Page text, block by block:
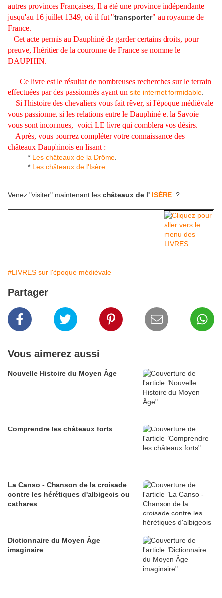
autres provinces Françaises, Il a été une province indépendante
jusqu'au 16 juillet 1349, où il fut "transporter" au royaume de
France.
Cet acte permis au Dauphiné de garder certains droits, pour
preuve, l'héritier de la couronne de France se nomme le
DAUPHIN.
Ce livre est le résultat de nombreuses recherches sur le terrain
effectuées par des passionnés ayant un site internet formidable
Si l'histoire des chevaliers vous fait rêver, si l'époque médiévale
vous passionne, si les relations entre le Dauphiné et la Savoie
vous sont inconnues, voici LE livre qui comblera vos désirs.
Après, vous pourrez compléter votre connaissance des
châteaux Dauphinois en lisant :
* Les châteaux de la Drôme
* Les châteaux de l'Isère
Venez "visiter" maintenant les châteaux de l' ISÈRE ?
#LIVRES sur l'époque médiévale
Partager
Vous aimerez aussi
Nouvelle Histoire du Moyen Âge
Comprendre les châteaux forts
La Canso - Chanson de la croisade
contre les hérétiques d'albigeois ou
cathares
Dictionnaire du Moyen Âge
imaginaire